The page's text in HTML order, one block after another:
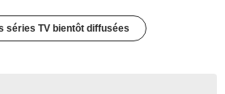
séries TV bientôt diffusées